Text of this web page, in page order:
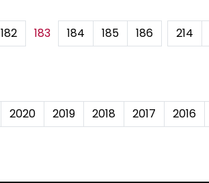
182 183 184 185 186 214
2020 2019 2018 2017 2016